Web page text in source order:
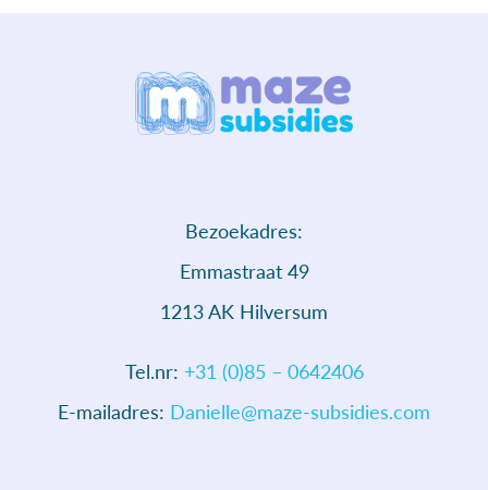
Bezoekadres:
Emmastraat 49
1213 AK Hilversum
Tel.nr: +31 (0)85 – 0642406
E-mailadres: Danielle@maze-subsidies.com